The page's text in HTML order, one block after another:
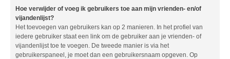
Hoe verwijder of voeg ik gebruikers toe aan mijn vrienden- en/of
vijandenlijst?
Het toevoegen van gebruikers kan op 2 manieren. In het profiel van
iedere gebruiker staat een link om de gebruiker aan je vrienden- of
vijandenlijst toe te voegen. De tweede manier is via het
gebruikerspaneel, je moet dan een gebruikersnaam opgeven. Op